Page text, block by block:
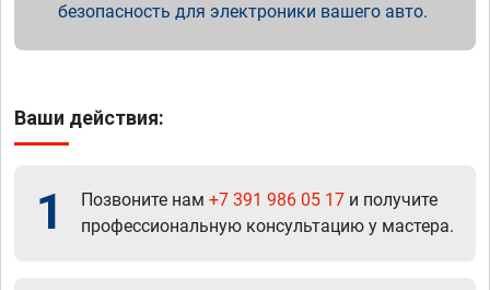
безопасность для электроники вашего авто.
Ваши действия:
1 Позвоните нам +7 391 986 05 17 и получите
профессиональную консультацию у мастера.